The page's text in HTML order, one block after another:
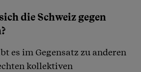
die Schweiz gegen
es im Gegensatz zu anderen
kollektiven